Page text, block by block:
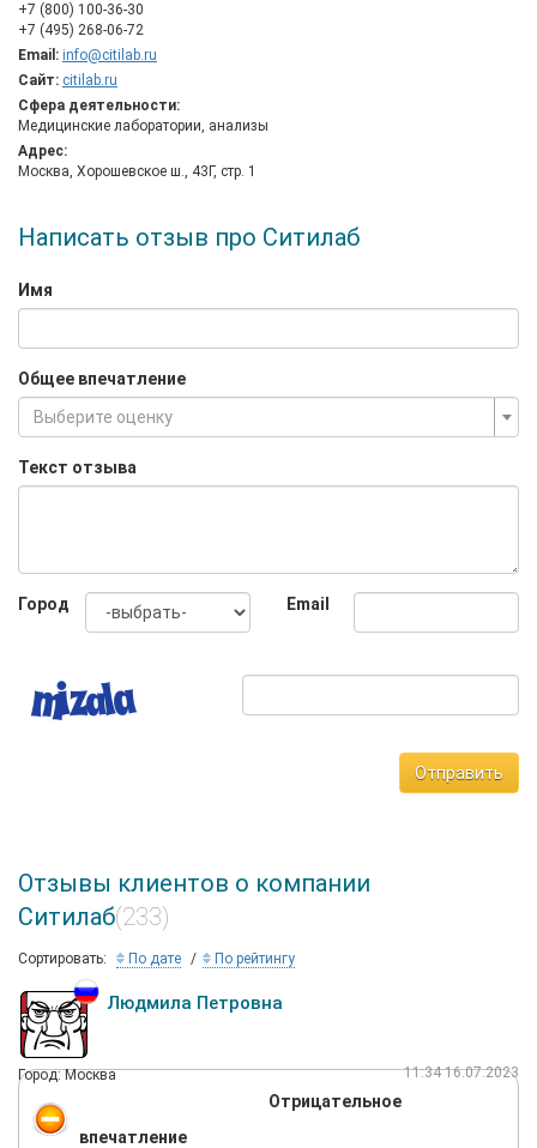
+7 (800) 100-36-30
+7 (495) 268-06-72
Email: info@citilab.ru
Сайт: citilab.ru
Сфера деятельности:
Медицинские лаборатории, анализы
Адрес:
Москва, Хорошевское ш., 43Г, стр. 1
Написать отзыв про Ситилаб
Имя
Общее впечатление
Выберите оценку
Текст отзыва
Город Email
Отправить
Отзывы клиентов о компании
Ситилаб(233)
Сортировать: По дате По рейтингу
Людмила Петровна
Город: Москва 11:34 16.07.2023
Отрицательное
впечатление